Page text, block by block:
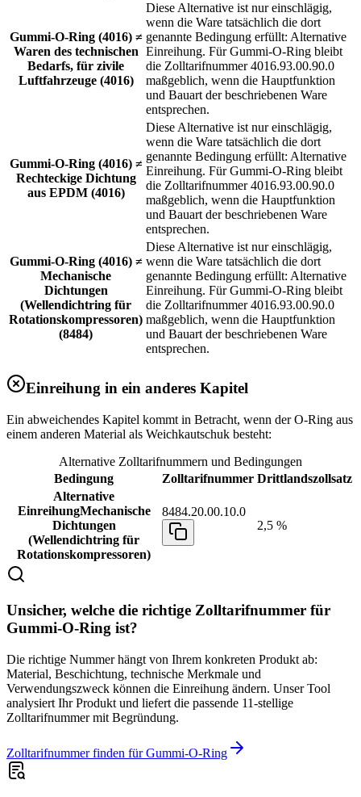
Gummi-O-Ring (4016) ≠
Waren des technischen
Bedarfs, für zivile
Luftfahrzeuge (4016)
Diese Alternative ist nur einschlägig,
wenn die Ware tatsächlich die dort
genannte Bedingung erfüllt: Alternative
Einreihung. Für Gummi-O-Ring bleibt
die Zolltarifnummer 4016.93.00.90.0
maßgeblich, wenn die Hauptfunktion
und Bauart der beschriebenen Ware
entsprechen.
Gummi-O-Ring (4016) ≠
Rechteckige Dichtung
aus EPDM (4016)
Diese Alternative ist nur einschlägig,
wenn die Ware tatsächlich die dort
genannte Bedingung erfüllt: Alternative
Einreihung. Für Gummi-O-Ring bleibt
die Zolltarifnummer 4016.93.00.90.0
maßgeblich, wenn die Hauptfunktion
und Bauart der beschriebenen Ware
entsprechen.
Gummi-O-Ring (4016) ≠
Mechanische
Dichtungen
(Wellendichtring für
Rotationskompressoren)
(8484)
Diese Alternative ist nur einschlägig,
wenn die Ware tatsächlich die dort
genannte Bedingung erfüllt: Alternative
Einreihung. Für Gummi-O-Ring bleibt
die Zolltarifnummer 4016.93.00.90.0
maßgeblich, wenn die Hauptfunktion
und Bauart der beschriebenen Ware
entsprechen.
Einreihung in ein anderes Kapitel
Ein abweichendes Kapitel kommt in Betracht, wenn der O-Ring aus
einem anderen Material als Weichkautschuk besteht:
Alternative Zolltarifnummern und Bedingungen
Bedingung
Zolltarifnummer Drittlandszollsatz
Alternative
EinreihungMechanische
Dichtungen
(Wellendichtring für
Rotationskompressoren)
8484.20.00.10.0
2,5 %
Unsicher, welche die richtige Zolltarifnummer für
Gummi-O-Ring ist?
Die richtige Nummer hängt von Ihrem konkreten Produkt ab:
Material, Beschichtung, technische Merkmale und
Verwendungszweck können die Einreihung ändern. Unser Tool
analysiert Ihr Produkt und liefert die passende 11-stellige
Zolltarifnummer mit Begründung.
Zolltarifnummer finden für Gummi-O-Ring